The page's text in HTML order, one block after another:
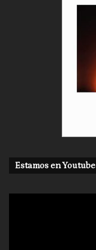
Estamos en Youtube